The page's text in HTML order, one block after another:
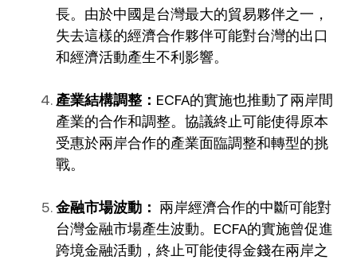
長。由於中國是台灣最大的貿易夥伴之一，
失去這樣的經濟合作夥伴可能對台灣的出口
和經濟活動產生不利影響。
產業結構調整： ECFA的實施也推動了兩岸間
產業的合作和調整。協議終止可能使得原本
受惠於兩岸合作的產業面臨調整和轉型的挑
戰。
金融市場波動： 兩岸經濟合作的中斷可能對
台灣金融市場產生波動。ECFA的實施曾促進
跨境金融活動，終止可能使得金錢在兩岸之